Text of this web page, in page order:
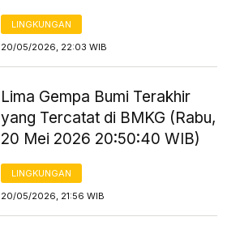
LINGKUNGAN
20/05/2026, 22:03 WIB
Lima Gempa Bumi Terakhir
yang Tercatat di BMKG (Rabu,
20 Mei 2026 20:50:40 WIB)
LINGKUNGAN
20/05/2026, 21:56 WIB